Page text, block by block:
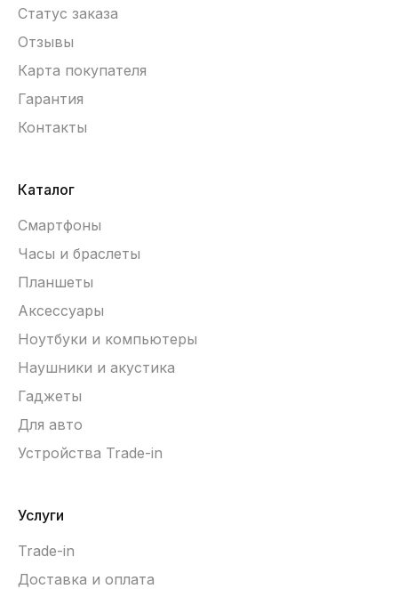
Статус заказа
Отзывы
Карта покупателя
Гарантия
Контакты
Каталог
Смартфоны
Часы и браслеты
Планшеты
Аксессуары
Ноутбуки и компьютеры
Наушники и акустика
Гаджеты
Для авто
Устройства Trade-in
Услуги
Trade-in
Доставка и оплата